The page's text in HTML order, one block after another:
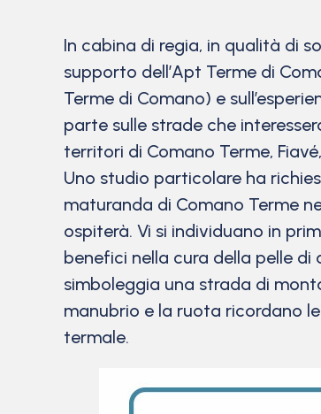
In cabina di regia, in qualità di
supporto dell’Apt Terme di
Terme di Comano) e
parte sulle strade che
territori di Comano Terme,
Uno studio particolare ha
maturanda di Comano Terme
ospiterà. Vi si individuano in
benefici nella cura della pelle
simboleggia una strada di
manubrio e la ruota ricordano
termale.